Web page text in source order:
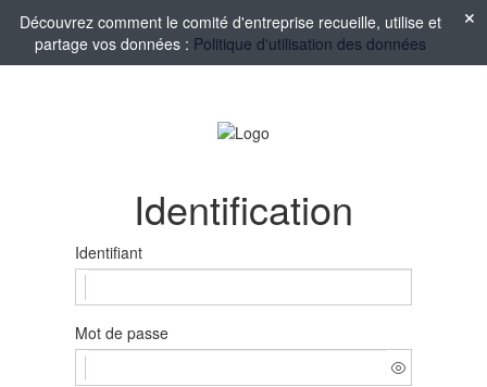
Découvrez comment le comité d'entreprise recueille, utilise et
partage vos données : Politique d'utilisation des données
Identification
Identifiant
Mot de passe